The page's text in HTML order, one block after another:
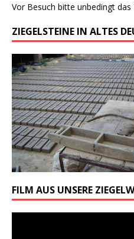
Vor Besuch bitte unbedingt das
ZIEGELSTEINE IN ALTES
FILM AUS UNSERE